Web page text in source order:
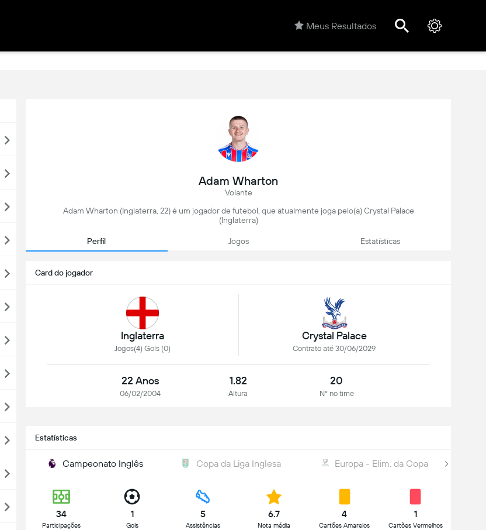
Meus Resultados
Adam Wharton
Volante
Adam Wharton (Inglaterra, 22) é um jogador de futebol, que atualmente joga pelo(a) Crystal Palace
(Inglaterra)
Perfil Jogos Estatísticas
Card do jogador
Inglaterra
Jogos(4) Gols (0)
Crystal Palace
Contrato até 30/06/2029
22 Anos
06/02/2004
1.82
Altura
20
Nº no time
Estatísticas
Campeonato Inglês Copa da Liga Inglesa Europa - Elim. da Copa
34
Participações
1
Gols
5
Assistências
6.7
Nota média
4
Cartões Amarelos
1
Cartões Vermelhos